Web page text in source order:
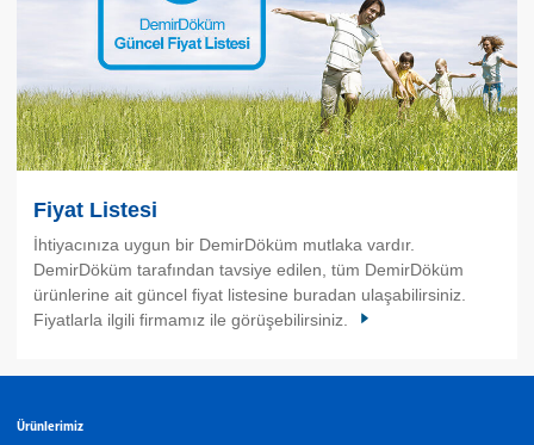
Fiyat Listesi
İhtiyacınıza uygun bir DemirDöküm mutlaka vardır.
DemirDöküm tarafından tavsiye edilen, tüm DemirDöküm
ürünlerine ait güncel fiyat listesine buradan ulaşabilirsiniz.
Fiyatlarla ilgili firmamız ile görüşebilirsiniz.
Ürünlerimiz